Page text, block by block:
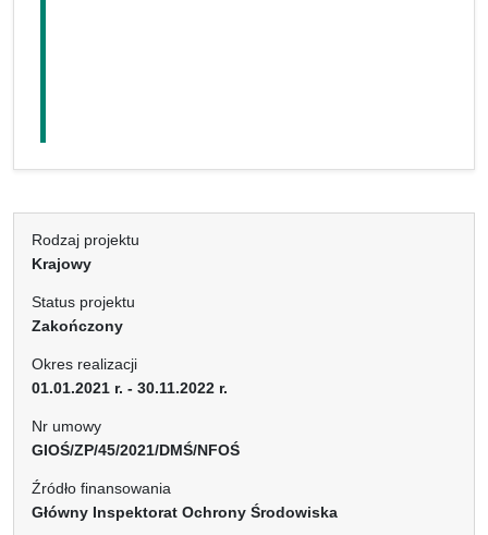
Rodzaj projektu
Krajowy
Status projektu
Zakończony
Okres realizacji
01.01.2021 r. - 30.11.2022 r.
Nr umowy
GIOŚ/ZP/45/2021/DMŚ/NFOŚ
Źródło finansowania
Główny Inspektorat Ochrony Środowiska